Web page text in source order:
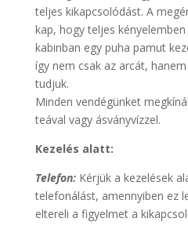
teljes kikapcsolódást. A
kap, hogy teljes
kabinban egy puha pamut
így nem csak az arcát,
tudjuk.
Minden vendégünket
teával vagy ásványvízzel.
Kezelés alatt:
Telefon:Kérjük a kezelések
telefonálást, amennyiben ez
eltereli a figyelmet a